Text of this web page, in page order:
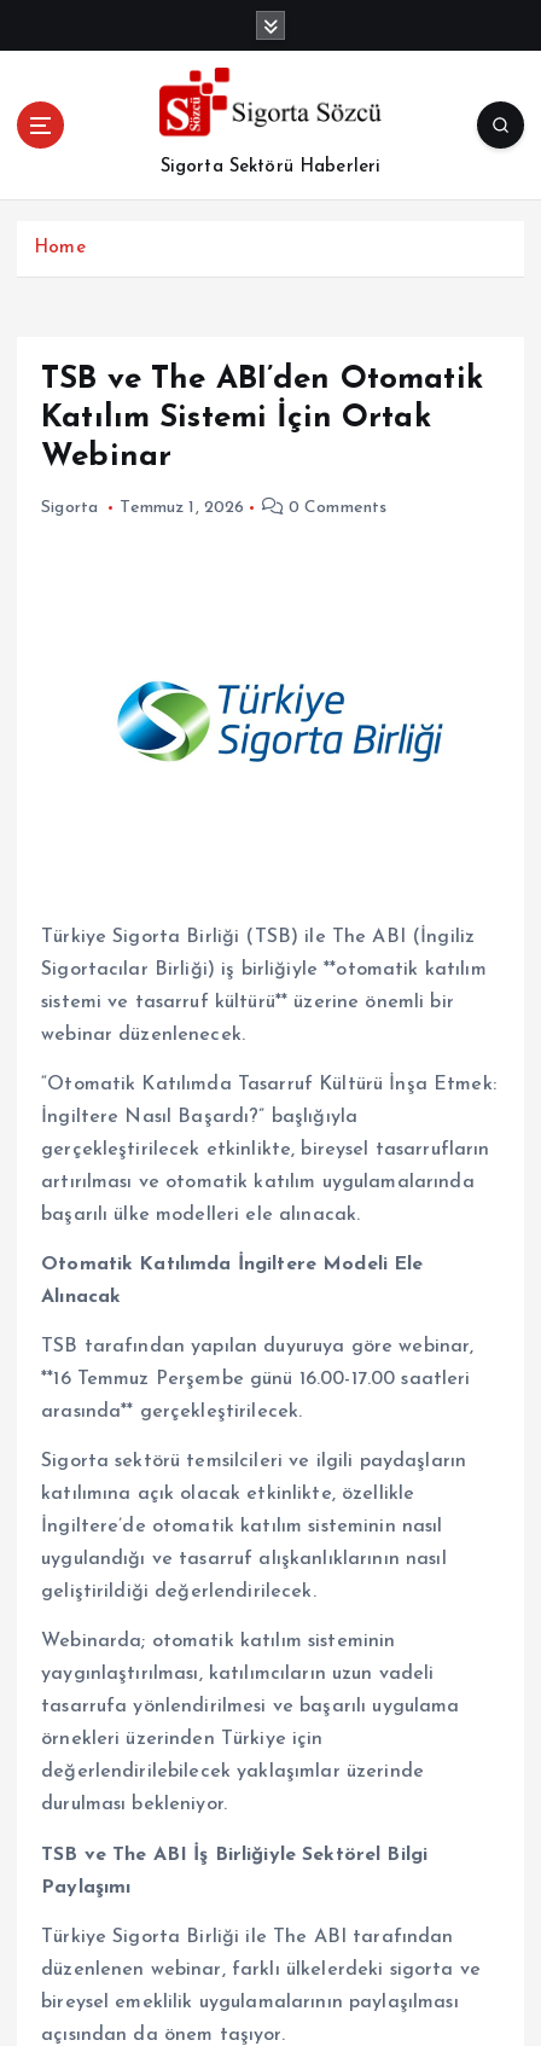
Sigorta Sektörü Haberleri
Home
TSB ve The ABI’den Otomatik
Katılım Sistemi İçin Ortak
Webinar
Sigorta Temmuz 1, 2026 0 Comments
Türkiye Sigorta Birliği (TSB) ile The ABI (İngiliz
Sigortacılar Birliği) iş birliğiyle **otomatik katılım
sistemi ve tasarruf kültürü** üzerine önemli bir
webinar düzenlenecek.
“Otomatik Katılımda Tasarruf Kültürü İnşa Etmek:
İngiltere Nasıl Başardı?” başlığıyla
gerçekleştirilecek etkinlikte, bireysel tasarrufların
artırılması ve otomatik katılım uygulamalarında
başarılı ülke modelleri ele alınacak.
Otomatik Katılımda İngiltere Modeli Ele
Alınacak
TSB tarafından yapılan duyuruya göre webinar,
**16 Temmuz Perşembe günü 16.00-17.00 saatleri
arasında** gerçekleştirilecek.
Sigorta sektörü temsilcileri ve ilgili paydaşların
katılımına açık olacak etkinlikte, özellikle
İngiltere’de otomatik katılım sisteminin nasıl
uygulandığı ve tasarruf alışkanlıklarının nasıl
geliştirildiği değerlendirilecek.
Webinarda; otomatik katılım sisteminin
yaygınlaştırılması, katılımcıların uzun vadeli
tasarrufa yönlendirilmesi ve başarılı uygulama
örnekleri üzerinden Türkiye için
değerlendirilebilecek yaklaşımlar üzerinde
durulması bekleniyor.
TSB ve The ABI İş Birliğiyle Sektörel Bilgi
Paylaşımı
Türkiye Sigorta Birliği ile The ABI tarafından
düzenlenen webinar, farklı ülkelerdeki sigorta ve
bireysel emeklilik uygulamalarının paylaşılması
açısından da önem taşıyor.